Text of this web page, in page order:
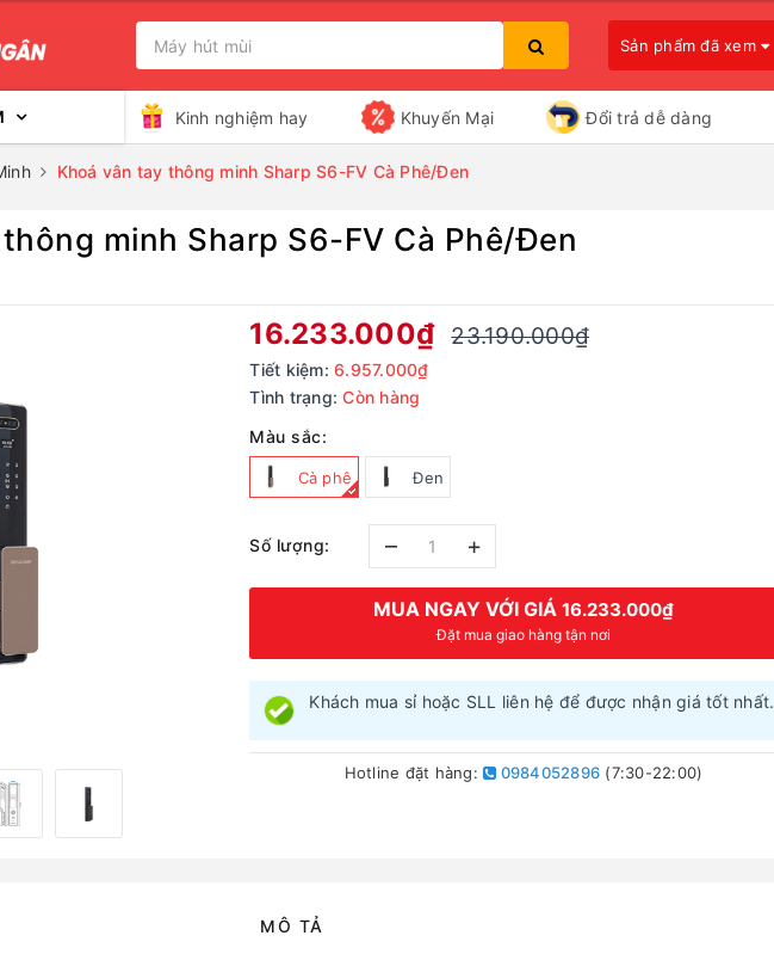
Sản phẩm đã xem
Kinh nghiệm hay Khuyến Mại Đổi trả dễ dàng
Khoá vân tay thông minh Sharp S6-FV Cà Phê/Đen
minh Sharp S6-FV Cà Phê/Đen
16.233.000₫ 23.190.000₫
Tiết kiệm:6.957.000₫
Tình trạng: Còn hàng
Màu sắc:
Cà phê Đen
Số lượng: – +
MUA NGAY VỚI GIÁ 16.233.000₫
Đặt mua giao hàng tận nơi
Khách mua sỉ hoặc SLL liên hệ để được nhận giá tốt nhất.
Hotline đặt hàng: 0984052896 (7:30-22:00)
MÔ TẢ